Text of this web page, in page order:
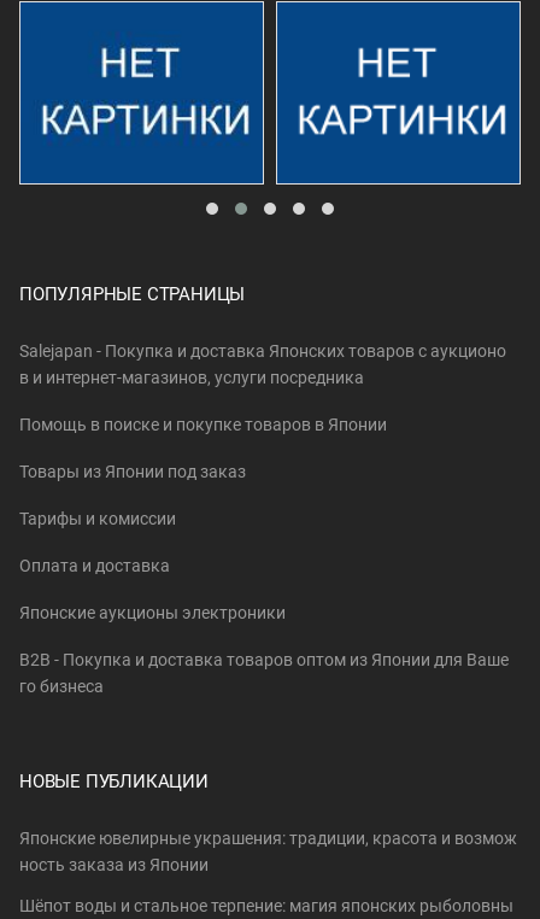
ПОПУЛЯРНЫЕ СТРАНИЦЫ
Salejapan - Покупка и доставка Японских товаров c аукционо
в и интернет-магазинов, услуги посредника
Помощь в поиске и покупке товаров в Японии
Товары из Японии под заказ
Тарифы и комиссии
Оплата и доставка
Японские аукционы электроники
B2B - Покупка и доставка товаров оптом из Японии для Ваше
го бизнеса
НОВЫЕ ПУБЛИКАЦИИ
Японские ювелирные украшения: традиции, красота и возмож
ность заказа из Японии
Шёпот воды и стальное терпение: магия японских рыболовны